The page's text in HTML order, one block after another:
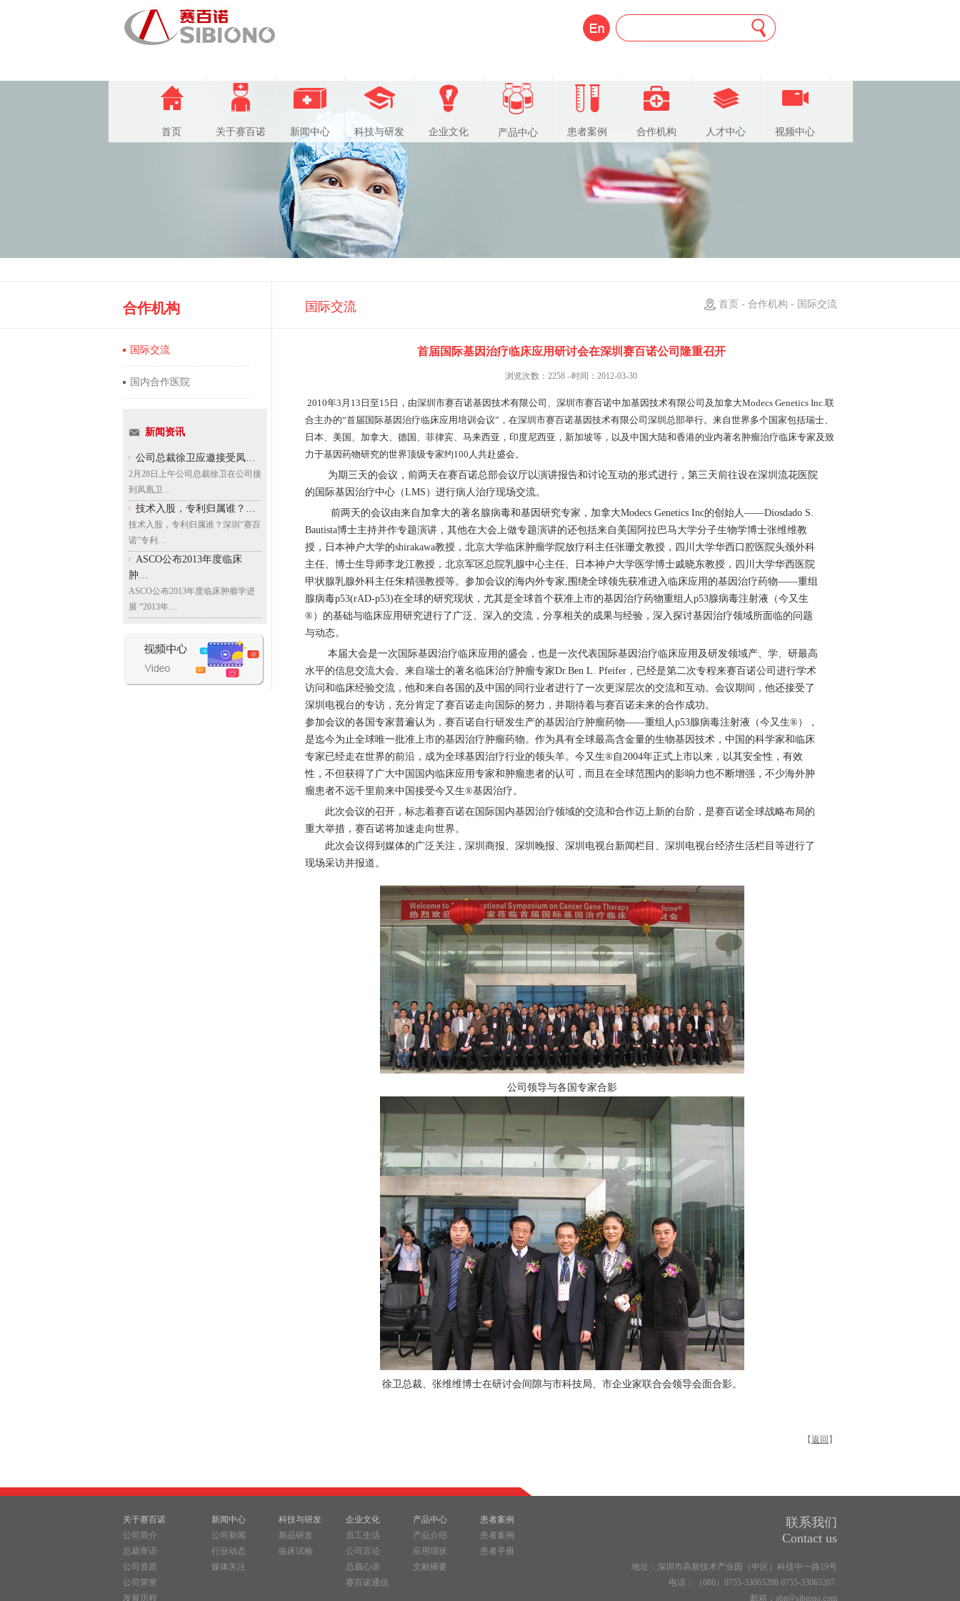
首页 关于赛百诺 新闻中心 科技与研发 企业文化 产品中心 患者案例 合作机构 人才中心 视频中心
合作机构
国际交流
国内合作医院
新闻资讯
公司总裁徐卫应邀接受凤…
2月28日上午公司总裁徐卫在公司接
到凤凰卫…
技术入股，专利归属谁？…
技术入股，专利归属谁？深圳“赛百
诺”专利…
ASCO公布2013年度临床
肿…
ASCO公布2013年度临床肿瘤学进
展 “2013年…
国际交流 首页 - 合作机构 - 国际交流
首届国际基因治疗临床应用研讨会在深圳赛百诺公司隆重召开
浏览次数：2258 –时间：2012-03-30
2010年3月13日至15日，由深圳市赛百诺基因技术有限公司、深圳市赛百诺中加基因技术有限公司及加拿大Modecs Genetics Inc.联
合主办的“首届国际基因治疗临床应用培训会议”，在深圳市赛百诺基因技术有限公司深圳总部举行。来自世界多个国家包括瑞士、
日本、美国、加拿大、德国、菲律宾、马来西亚，印度尼西亚，新加坡等，以及中国大陆和香港的业内著名肿瘤治疗临床专家及致
力于基因药物研究的世界顶级专家约100人共赴盛会。
为期三天的会议，前两天在赛百诺总部会议厅以演讲报告和讨论互动的形式进行，第三天前往设在深圳流花医院
的国际基因治疗中心（LMS）进行病人治疗现场交流。
前两天的会议由来自加拿大的著名腺病毒和基因研究专家，加拿大Modecs Genetics Inc的创始人——Diosdado S.
Bautista博士主持并作专题演讲，其他在大会上做专题演讲的还包括来自美国阿拉巴马大学分子生物学博士张维维教
授，日本神户大学的shirakawa教授，北京大学临床肿瘤学院放疗科主任张珊文教授，四川大学华西口腔医院头颈外科
主任、博士生导师李龙江教授，北京军区总院乳腺中心主任、日本神户大学医学博士戚晓东教授，四川大学华西医院
甲状腺乳腺外科主任朱精强教授等。参加会议的海内外专家,围绕全球领先获准进入临床应用的基因治疗药物——重组
腺病毒p53(rAD-p53)在全球的研究现状，尤其是全球首个获准上市的基因治疗药物重组人p53腺病毒注射液（今又生
®）的基础与临床应用研究进行了广泛、深入的交流，分享相关的成果与经验，深入探讨基因治疗领域所面临的问题
与动态。
本届大会是一次国际基因治疗临床应用的盛会，也是一次代表国际基因治疗临床应用及研发领域产、学、研最高
水平的信息交流大会。来自瑞士的著名临床治疗肿瘤专家Dr.Ben L. Pfeifer，已经是第二次专程来赛百诺公司进行学术
访问和临床经验交流，他和来自各国的及中国的同行业者进行了一次更深层次的交流和互动。会议期间，他还接受了
深圳电视台的专访，充分肯定了赛百诺走向国际的努力，并期待着与赛百诺未来的合作成功。
参加会议的各国专家普遍认为，赛百诺自行研发生产的基因治疗肿瘤药物——重组人p53腺病毒注射液（今又生®），
是迄今为止全球唯一批准上市的基因治疗肿瘤药物。作为具有全球最高含金量的生物基因技术，中国的科学家和临床
专家已经走在世界的前沿，成为全球基因治疗行业的领头羊。今又生®自2004年正式上市以来，以其安全性，有效
性，不但获得了广大中国国内临床应用专家和肿瘤患者的认可，而且在全球范围内的影响力也不断增强，不少海外肿
瘤患者不远千里前来中国接受今又生®基因治疗。
此次会议的召开，标志着赛百诺在国际国内基因治疗领域的交流和合作迈上新的台阶，是赛百诺全球战略布局的
重大举措，赛百诺将加速走向世界。
此次会议得到媒体的广泛关注，深圳商报、深圳晚报、深圳电视台新闻栏目、深圳电视台经济生活栏目等进行了
现场采访并报道。
公司领导与各国专家合影
徐卫总裁、张维维博士在研讨会间隙与市科技局、市企业家联合会领导会面合影。
【返回 】
关于赛百诺
公司简介
总裁寄语
公司资质
公司荣誉
发展历程
新闻中心
公司新闻
行业动态
媒体关注
科技与研发
新品研发
临床试验
企业文化
员工生活
公司言论
总裁心语
赛百诺通信
产品中心
产品介绍
应用现状
文献摘要
患者案例
患者案例
患者手册
联系我们
Contact us
地址：深圳市高新技术产业园（中区）科技中一路19号
电话：（086）0755-33065208 0755-33065207
邮箱：sbn@sibiono.com